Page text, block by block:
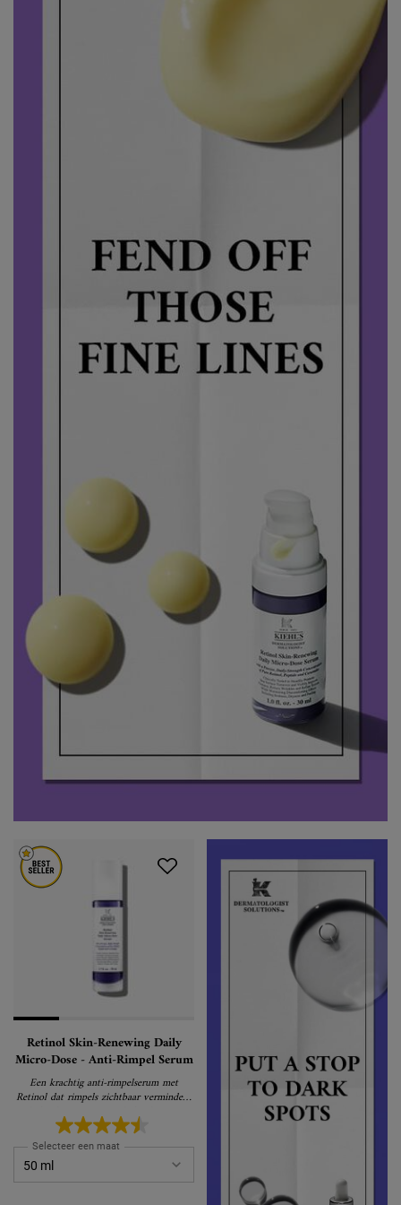
Retinol Skin-Renewing Daily
Micro-Dose - Anti-Rimpel Serum
Een krachtig anti-rimpelserum met
Retinol dat rimpels zichtbaar vermindert,
de huid verstevigt en de huidtextuur
verfijnt voor zichtbare vernieuwing
Selecteer een maat